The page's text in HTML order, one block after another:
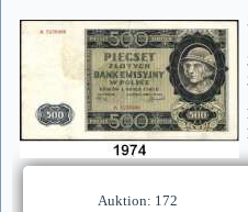
Auktion: 172